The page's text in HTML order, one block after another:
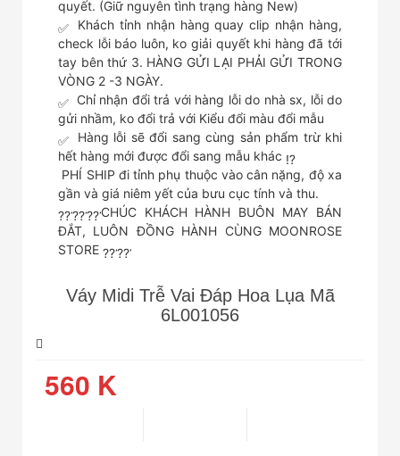
quyết. (Giữ nguyên tình trạng hàng New)
Khách tỉnh nhận hàng quay clip nhận hàng,
check lỗi báo luôn, ko giải quyết khi hàng đã tới
tay bên thứ 3. HÀNG GỬI LẠI PHẢI GỬI TRONG
VÒNG 2 -3 NGÀY.
Chỉ nhận đổi trả với hàng lỗi do nhà sx, lỗi do
gửi nhầm, ko đổi trả với Kiểu đổi màu đổi mẫu
Hàng lỗi sẽ đổi sang cùng sản phẩm trừ khi
hết hàng mới được đổi sang mẫu khác
️ PHÍ SHIP đi tỉnh phụ thuộc vào cân nặng, độ xa
gần và giá niêm yết của bưu cục tính và thu.
CHÚC KHÁCH HÀNH BUÔN MAY BÁN
ĐẮT, LUÔN ĐỒNG HÀNH CÙNG MOONROSE
STORE
Váy Midi Trễ Vai Đáp Hoa Lụa Mã
6L001056
560 K